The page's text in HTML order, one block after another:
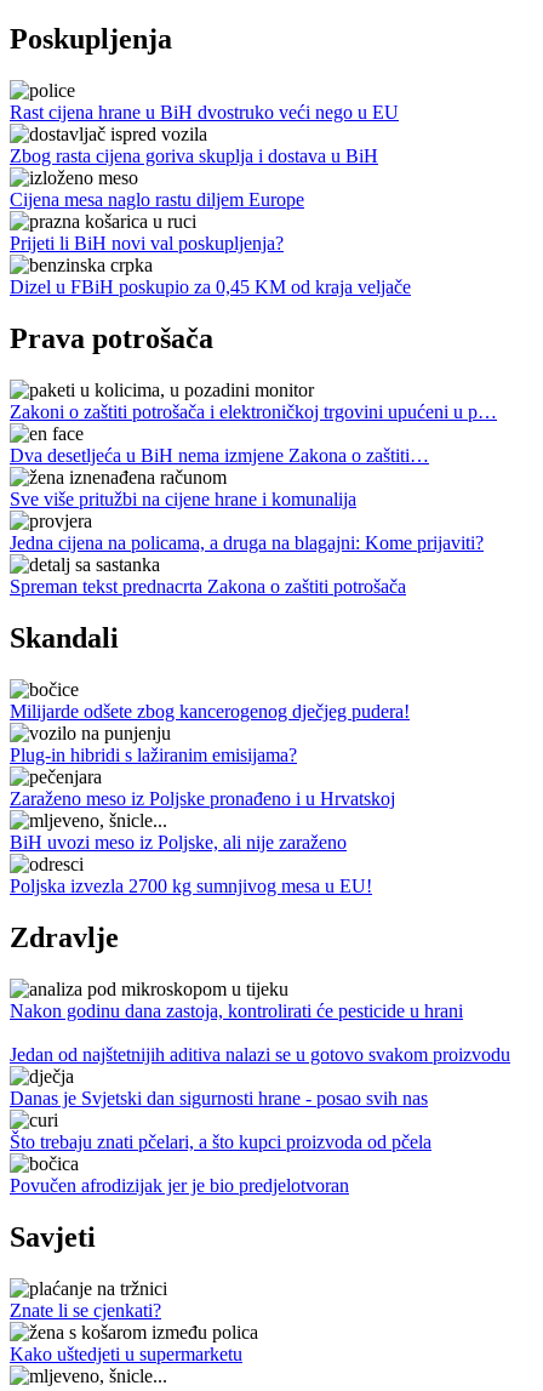
Poskupljenja
Rast cijena hrane u BiH dvostruko veći nego u EU
Zbog rasta cijena goriva skuplja i dostava u BiH
Cijena mesa naglo rastu diljem Europe
Prijeti li BiH novi val poskupljenja?
Dizel u FBiH poskupio za 0,45 KM od kraja veljače
Prava potrošača
Zakoni o zaštiti potrošača i elektroničkoj trgovini upućeni u p…
Dva desetljeća u BiH nema izmjene Zakona o zaštiti…
Sve više pritužbi na cijene hrane i komunalija
Jedna cijena na policama, a druga na blagajni: Kome prijaviti?
Spreman tekst prednacrta Zakona o zaštiti potrošača
Skandali
Milijarde odšete zbog kancerogenog dječjeg pudera!
Plug-in hibridi s lažiranim emisijama?
Zaraženo meso iz Poljske pronađeno i u Hrvatskoj
BiH uvozi meso iz Poljske, ali nije zaraženo
Poljska izvezla 2700 kg sumnjivog mesa u EU!
Zdravlje
Nakon godinu dana zastoja, kontrolirati će pesticide u hrani
Jedan od najštetnijih aditiva nalazi se u gotovo svakom proizvodu
Danas je Svjetski dan sigurnosti hrane - posao svih nas
Što trebaju znati pčelari, a što kupci proizvoda od pčela
Povučen afrodizijak jer je bio predjelotvoran
Savjeti
Znate li se cjenkati?
Kako uštedjeti u supermarketu